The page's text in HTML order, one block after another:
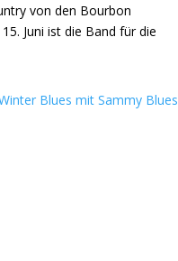
von den Bourbon
Juni ist die Band für die
Blues mit Sammy Blues